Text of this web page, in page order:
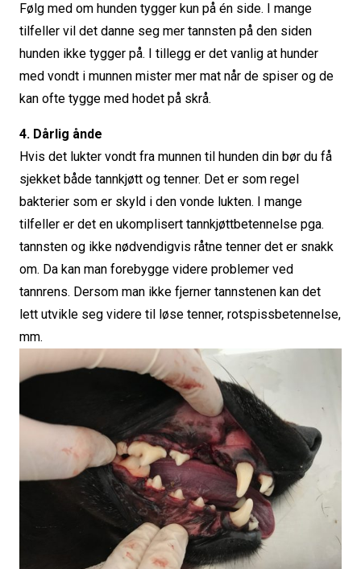
Følg med om hunden tygger kun på én side. I mange
tilfeller vil det danne seg mer tannsten på den siden
hunden ikke tygger på. I tillegg er det vanlig at hunder
med vondt i munnen mister mer mat når de spiser og de
kan ofte tygge med hodet på skrå.
4. Dårlig ånde
Hvis det lukter vondt fra munnen til hunden din bør du få
sjekket både tannkjøtt og tenner. Det er som regel
bakterier som er skyld i den vonde lukten. I mange
tilfeller er det en ukomplisert tannkjøttbetennelse pga.
tannsten og ikke nødvendigvis råtne tenner det er snakk
om. Da kan man forebygge videre problemer ved
tannrens. Dersom man ikke fjerner tannstenen kan det
lett utvikle seg videre til løse tenner, rotspissbetennelse,
mm.